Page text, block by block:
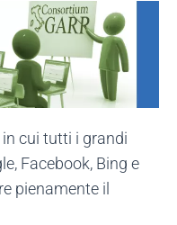
cui tutti i grandi
Facebook, Bing e
pienamente il